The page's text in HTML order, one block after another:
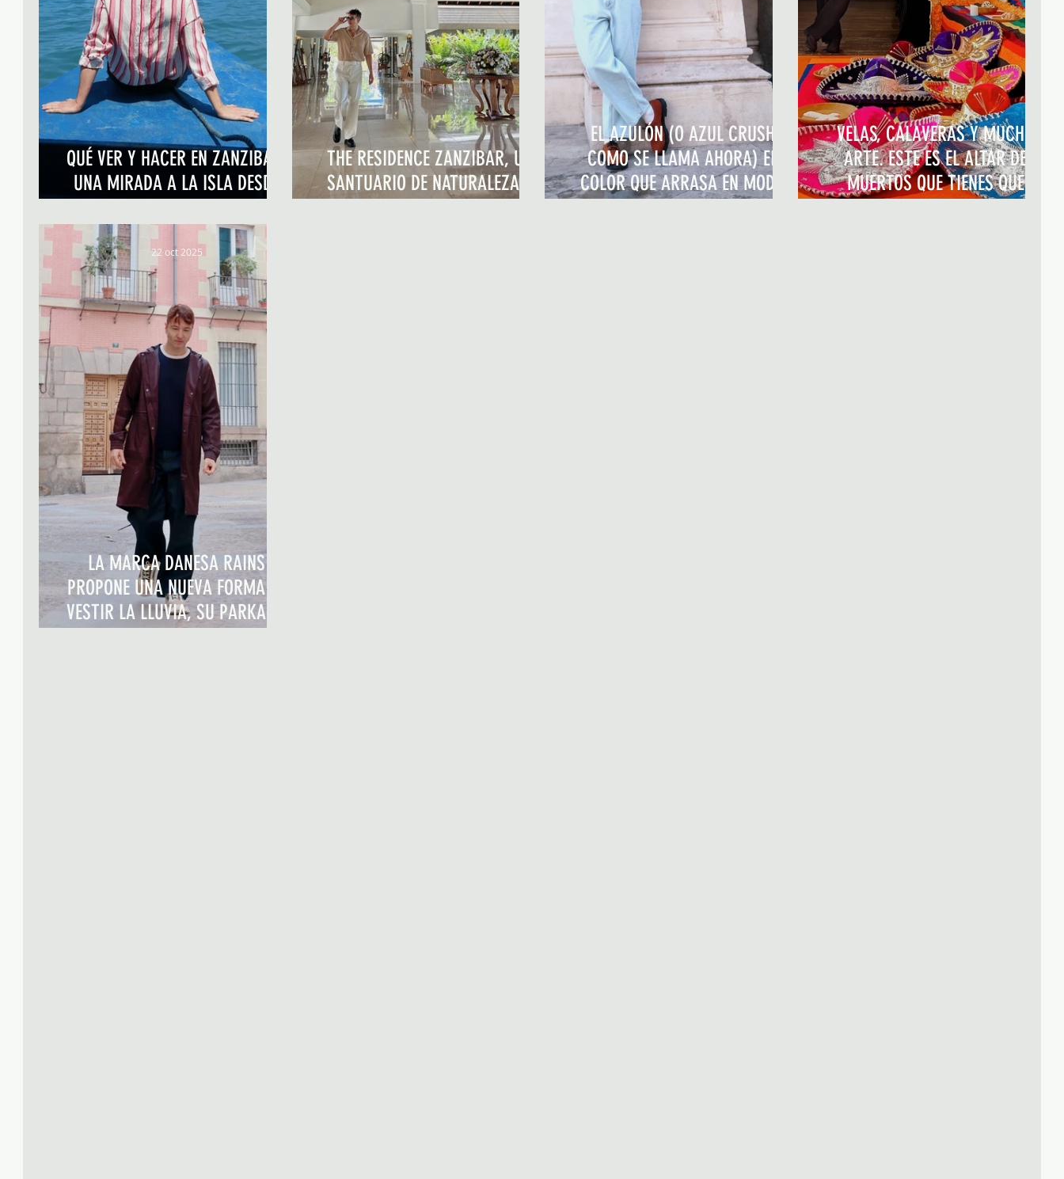
QUÉ VER Y HACER EN ZANZIBAR,
UNA MIRADA A LA ISLA DESDE
THE RESIDENCE ZANZIBAR, UN
SANTUARIO DE NATURALEZA Y
EL AZULÓN (O AZUL CRUSH
COMO SE LLAMA AHORA) EL
COLOR QUE ARRASA EN MODA
VELAS, CALAVERAS Y MUCHO
ARTE. ESTE ES EL ALTAR DE
MUERTOS QUE TIENES QUE
LA MARCA DANESA RAINS
PROPONE UNA NUEVA FORMA DE
VESTIR LA LLUVIA, SU PARKA EN
22 oct 2025